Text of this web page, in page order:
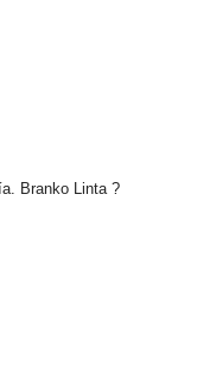
Branko Linta ?